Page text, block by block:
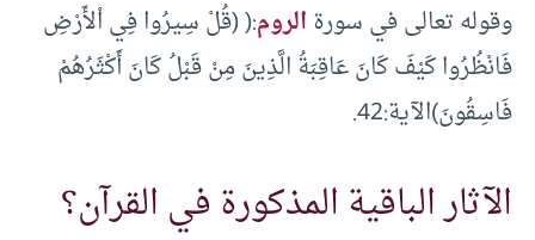
وقوله تعالى في سورةالروم:( (قُلْ سِيرُوا فِي اْلأَرْضِ
فَانْظُرُوا كَيْفَ كَانَ عَاقِبَةُ الَّذِينَ مِنْ قَبْلُ كَانَ أَكْثَرُهُمْ
فَاسِقُونَ)الآية:42.
الآثار الباقية المذكورة في القرآن؟